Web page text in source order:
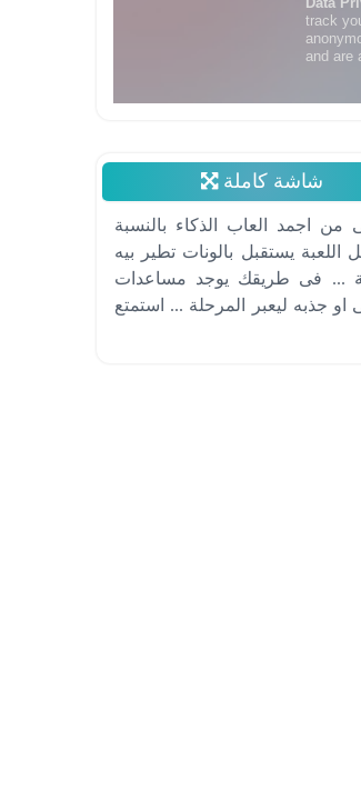
شاشة كاملة
اجمد العاب الذكاء بالنسبة
يستقبل بالونات تطير بيه
... فى طريقك يوجد مساعدات
جذبه ليعبر المرحلة ... استمتع